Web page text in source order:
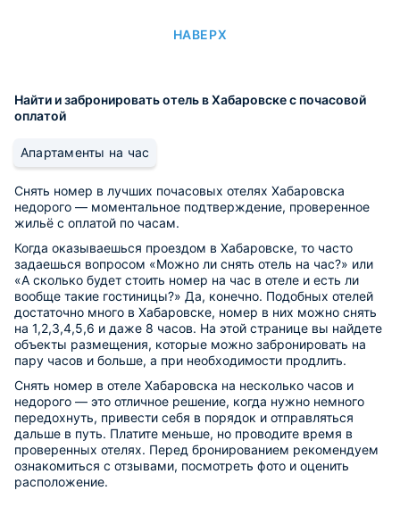
НАВЕРХ
Найти и забронировать отель в Хабаровске с почасовой
оплатой
Апартаменты на час
Снять номер в лучших почасовых отелях Хабаровска
недорого — моментальное подтверждение, проверенное
жильё с оплатой по часам.
Когда оказываешься проездом в Хабаровске, то часто
задаешься вопросом «Можно ли снять отель на час?» или
«А сколько будет стоить номер на час в отеле и есть ли
вообще такие гостиницы?» Да, конечно. Подобных отелей
достаточно много в Хабаровске, номер в них можно снять
на 1,2,3,4,5,6 и даже 8 часов. На этой странице вы найдете
объекты размещения, которые можно забронировать на
пару часов и больше, а при необходимости продлить.
Снять номер в отеле Хабаровска на несколько часов и
недорого — это отличное решение, когда нужно немного
передохнуть, привести себя в порядок и отправляться
дальше в путь. Платите меньше, но проводите время в
проверенных отелях. Перед бронированием рекомендуем
ознакомиться с отзывами, посмотреть фото и оценить
расположение.